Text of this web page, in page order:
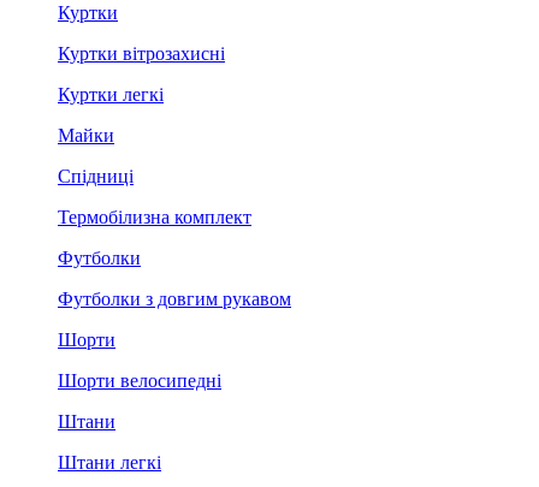
Куртки
Куртки вітрозахисні
Куртки легкі
Майки
Спідниці
Термобілизна комплект
Футболки
Футболки з довгим рукавом
Шорти
Шорти велосипедні
Штани
Штани легкі